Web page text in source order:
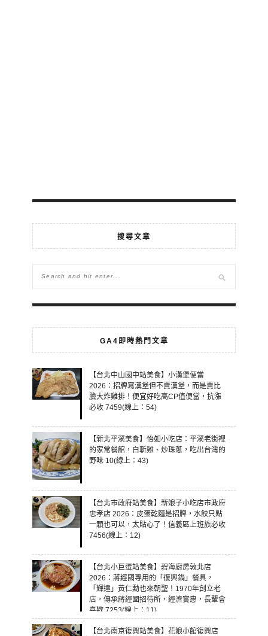
搜尋文章
GA4即時熱門文章
【台北中山國中站美食】小漢堡便當
2026：招牌寫漢堡但不賣漢堡，而是賣比
臉大炸雞排！便宜好吃高CP值便當，抗漲
必收 7459(線上：54)
【新北平溪美食】怡如小吃店：平溪老街裡
的家常餐館，白斬雞、炒珠蔥，吃出台灣的
野味 10(線上：43)
【台北市政府站美食】新娘子小吃店市政府
忠孝店 2026：皮蛋乾麵是招牌，水餃只點
一顆也可以，太貼心了！信義區上班族必收
7456(線上：12)
【台北小巨蛋站美食】碧海廚房敦北店
2026：蔣經國專用的「復興鍋」餐具，
「輝達」黃仁勳也來朝聖！1970年創立老
店，傳承蔣經國招待所，經濟實惠，長輩會
喜歡 7253(線上：11)
【台北南京復興站美食】花娘小館復興店